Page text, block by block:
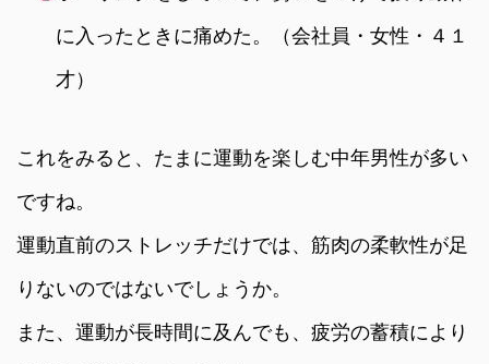
に入ったときに痛めた。（会社員・女性・４１
才）
これをみると、たまに運動を楽しむ中年男性が多い
ですね。
運動直前のストレッチだけでは、筋肉の柔軟性が足
りないのではないでしょうか。
また、運動が長時間に及んでも、疲労の蓄積により